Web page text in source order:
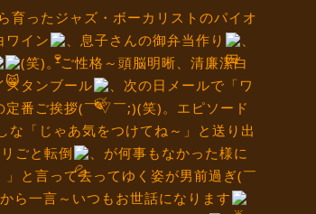
ったジャズ・ボーカリストのパイオ
ワイン
、息子さんの御弁当作り
、
(笑)。ご性格～頭脳明晰、清廉潔白
スタンブール
、次の日メールで「ワ
定番ご挨拶(￣▽￣;)(笑)。エピソード
な「じゃあ気をつけてね～」と送り出
ごと転倒
、が何事もなかった様に
と言って去ってゆく姿が男前過ぎ(￣
ら一言～いつもお世話になります